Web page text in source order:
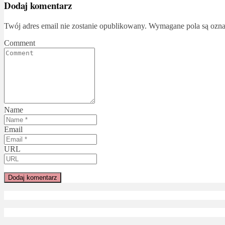
Dodaj komentarz
Twój adres email nie zostanie opublikowany. Wymagane pola są
Comment
Name
Email
URL